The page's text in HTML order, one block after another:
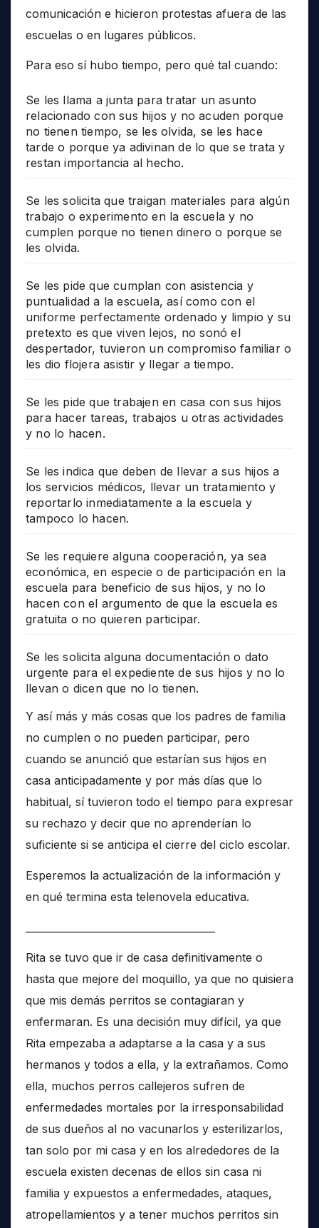
comunicación e hicieron protestas afuera de las
escuelas o en lugares públicos.
Para eso sí hubo tiempo, pero qué tal cuando:
Se les llama a junta para tratar un asunto
relacionado con sus hijos y no acuden porque
no tienen tiempo, se les olvida, se les hace
tarde o porque ya adivinan de lo que se trata y
restan importancia al hecho.
Se les solicita que traigan materiales para algún
trabajo o experimento en la escuela y no
cumplen porque no tienen dinero o porque se
les olvida.
Se les pide que cumplan con asistencia y
puntualidad a la escuela, así como con el
uniforme perfectamente ordenado y limpio y su
pretexto es que viven lejos, no sonó el
despertador, tuvieron un compromiso familiar o
les dio flojera asistir y llegar a tiempo.
Se les pide que trabajen en casa con sus hijos
para hacer tareas, trabajos u otras actividades
y no lo hacen.
Se les indica que deben de llevar a sus hijos a
los servicios médicos, llevar un tratamiento y
reportarlo inmediatamente a la escuela y
tampoco lo hacen.
Se les requiere alguna cooperación, ya sea
económica, en especie o de participación en la
escuela para beneficio de sus hijos, y no lo
hacen con el argumento de que la escuela es
gratuita o no quieren participar.
Se les solicita alguna documentación o dato
urgente para el expediente de sus hijos y no lo
llevan o dicen que no lo tienen.
Y así más y más cosas que los padres de familia
no cumplen o no pueden participar, pero
cuando se anunció que estarían sus hijos en
casa anticipadamente y por más días que lo
habitual, sí tuvieron todo el tiempo para expresar
su rechazo y decir que no aprenderían lo
suficiente si se anticipa el cierre del ciclo escolar.
Esperemos la actualización de la información y
en qué termina esta telenovela educativa.
Rita se tuvo que ir de casa definitivamente o
hasta que mejore del moquillo, ya que no quisiera
que mis demás perritos se contagiaran y
enfermaran. Es una decisión muy difícil, ya que
Rita empezaba a adaptarse a la casa y a sus
hermanos y todos a ella, y la extrañamos. Como
ella, muchos perros callejeros sufren de
enfermedades mortales por la irresponsabilidad
de sus dueños al no vacunarlos y esterilizarlos,
tan solo por mi casa y en los alrededores de la
escuela existen decenas de ellos sin casa ni
familia y expuestos a enfermedades, ataques,
atropellamientos y a tener muchos perritos sin